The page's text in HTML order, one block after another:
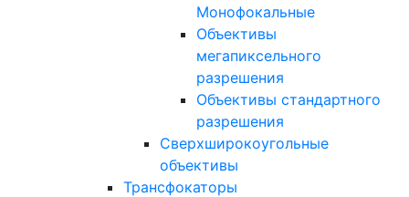
Монофокальные
Объективы
мегапиксельного
разрешения
Объективы стандартного
разрешения
Сверхширокоугольные
объективы
Трансфокаторы